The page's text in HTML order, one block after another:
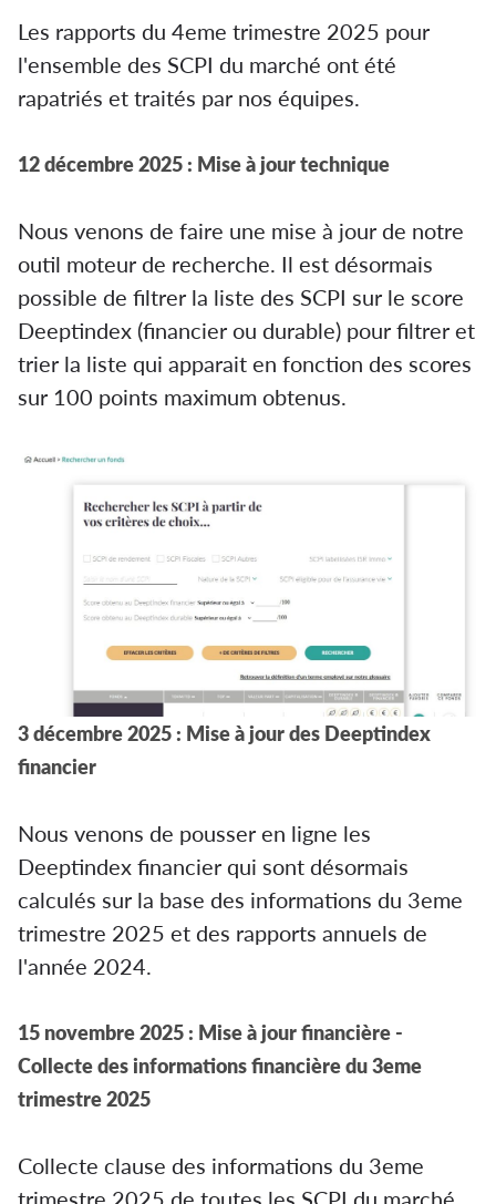
Les rapports du 4eme trimestre 2025 pour
l'ensemble des SCPI du marché ont été
rapatriés et traités par nos équipes.
12 décembre 2025 : Mise à jour technique
Nous venons de faire une mise à jour de notre
outil moteur de recherche. Il est désormais
possible de filtrer la liste des SCPI sur le score
Deeptindex (financier ou durable) pour filtrer et
trier la liste qui apparait en fonction des scores
sur 100 points maximum obtenus.
3 décembre 2025 : Mise à jour des Deeptindex
financier
Nous venons de pousser en ligne les
Deeptindex financier qui sont désormais
calculés sur la base des informations du 3eme
trimestre 2025 et des rapports annuels de
l'année 2024.
15 novembre 2025 : Mise à jour financière -
Collecte des informations financière du 3eme
trimestre 2025
Collecte clause des informations du 3eme
trimestre 2025 de toutes les SCPI du marché.